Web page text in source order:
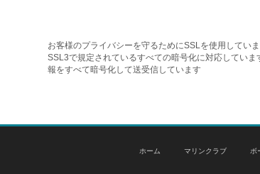
お客様のプライバシーを守るためにSSLを使用してい
SSL3で規定されているすべての暗号化に対応してい
報をすべて暗号化して送受信しています
ホーム マリンクラブ ボ